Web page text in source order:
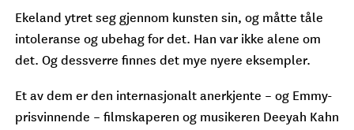
Ekeland ytret seg gjennom kunsten sin, og måtte tåle
intoleranse og ubehag for det. Han var ikke alene om
det. Og dessverre finnes det mye nyere eksempler.
Et av dem er den internasjonalt anerkjente – og Emmy-
prisvinnende – filmskaperen og musikeren Deeyah Kahn